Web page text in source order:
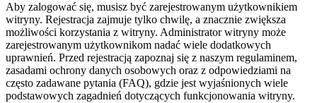
Aby zalogować się, musisz być zarejestrowanym użytkownikiem
witryny. Rejestracja zajmuje tylko chwilę, a znacznie zwiększa
możliwości korzystania z witryny. Administrator witryny może
zarejestrowanym użytkownikom nadać wiele dodatkowych
uprawnień. Przed rejestracją zapoznaj się z naszym regulaminem,
zasadami ochrony danych osobowych oraz z odpowiedziami na
często zadawane pytania (FAQ), gdzie jest wyjaśnionych wiele
podstawowych zagadnień dotyczących funkcjonowania witryny.